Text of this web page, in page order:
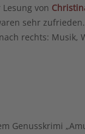
von
sehr
rechts:
Genusskrimi